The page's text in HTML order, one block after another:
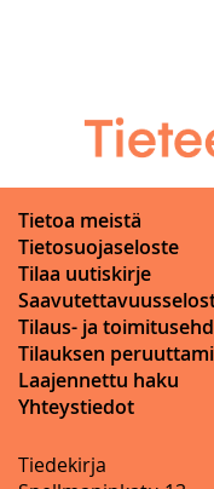
Tietoa meistä
Tietosuojaseloste
Tilaa uutiskirje
Tilaus- ja
Tilauksen
Laajennettu haku
Yhteystiedot
Tiedekirja